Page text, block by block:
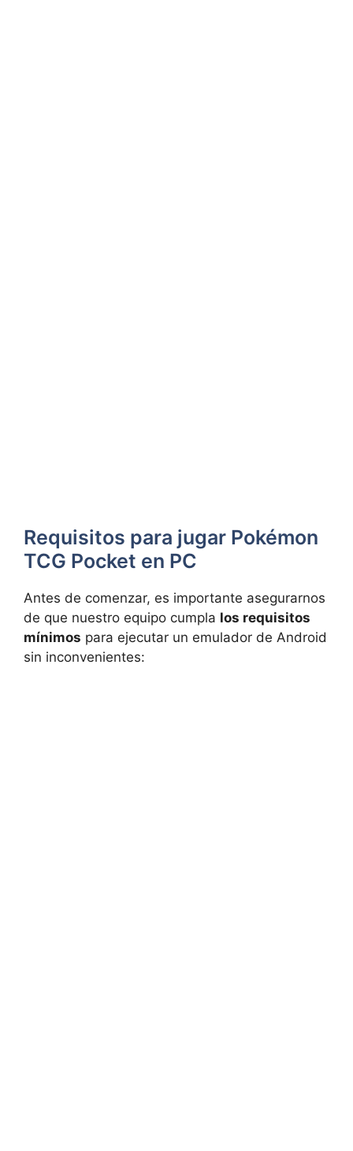
Requisitos para jugar Pokémon
TCG Pocket en PC
Antes de comenzar, es importante asegurarnos
de que nuestro equipo cumpla los requisitos
mínimos para ejecutar un emulador de Android
sin inconvenientes: